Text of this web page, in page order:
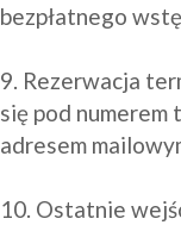
bezpłatnego
9. Rezerwacja
się pod
adresem
10. Ostatnie